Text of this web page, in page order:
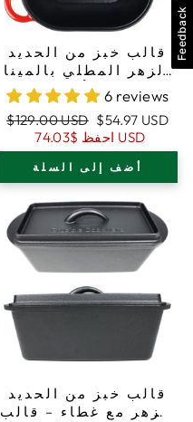
قالب خبز من الحديد
الزهر المطلي بالمينا
مع غطاء، أحمر، آمن
للاستخدام في الفرن،
مجموعة خبز حرفية -
قالب رغيف
6 reviews
السعر
العادي
$129.00 USD سعر
البيع
$54.97 USD
احفظ $74.03 USD
أضف إلى السلة
قالب خبز من الحديد
الزهر مع غطاء – قالب
Feedback